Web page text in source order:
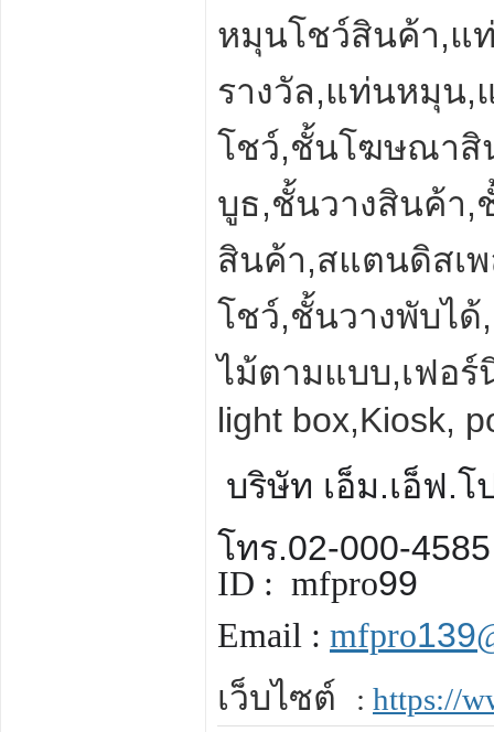
หมุนโชว์สินค้า,แ
รางวัล,แท่นหมุน,
โชว์,ชั้นโฆษณาสิ
บูธ,ชั้นวางสินค้า,
สินค้า,สแตนดิสเ
โชว์,ชั้นวางพับได้,
ไม้ตามแบบ,เฟอร์
light box,Kiosk,
บริษัท เอ็ม.เอ็ฟ.
โทร.02-000-4585
ID : mfpro99
Email : mfpro139
เว็บไซต์
: https://